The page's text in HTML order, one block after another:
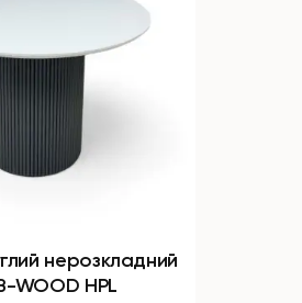
нерозкладний
WOOD HPL